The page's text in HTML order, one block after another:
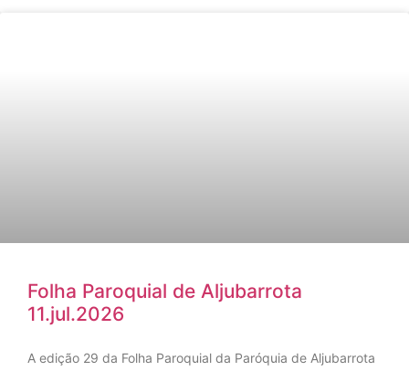
Folha Paroquial de Aljubarrota
11.jul.2026
A edição 29 da Folha Paroquial da Paróquia de Aljubarrota